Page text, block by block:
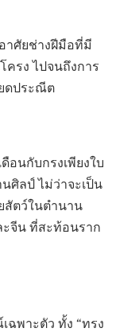
าศัยช่างฝีมือที่มี
รง ไปจนถึงการ
ดประณีต
อนกับกรงเพียงใบ
ศิลป์ ไม่ว่าจะเป็น
สัตว์ในตำนาน
จีน ที่สะท้อนราก
ฉพาะตัว ทั้ง “ทรง